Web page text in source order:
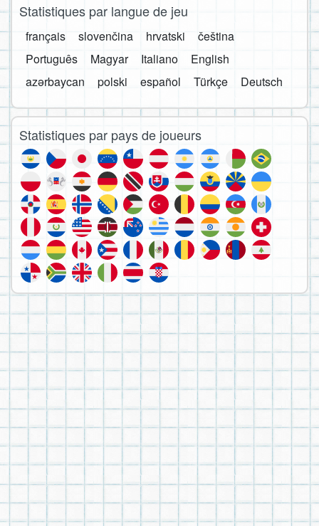
Statistiques par langue de jeu
français slovenčina hrvatski
čeština
Português
Magyar Italiano
English
azərbaycan
polski español Türkçe Deutsch
Statistiques par pays de joueurs